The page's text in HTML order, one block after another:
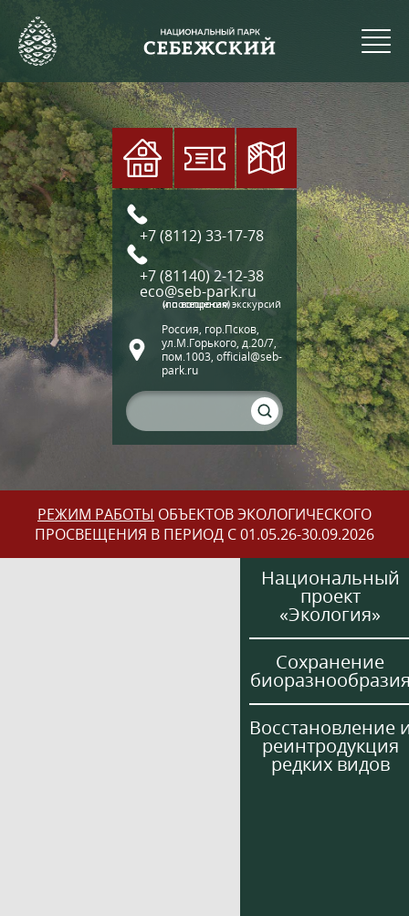
+7 (8112) 33-17-78
+7 (81140) 2-12-38
eco@seb-park.ru
(по вопросам экскурсий и посещения)
Россия, гор.Псков,
ул.М.Горького, д.20/7,
пом.1003, official@seb-
park.ru
РЕЖИМ РАБОТЫ ОБЪЕКТОВ ЭКОЛОГИЧЕСКОГО
ПРОСВЕЩЕНИЯ В ПЕРИОД С 01.05.26-30.09.2026
Национальный
проект
«Экология»
Сохранение
Восстановление
реинтродукция
редких видов